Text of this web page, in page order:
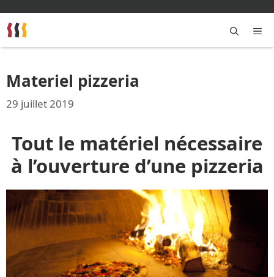
au
contenu
Materiel pizzeria
29 juillet 2019
Tout le matériel nécessaire
à l’ouverture d’une pizzeria